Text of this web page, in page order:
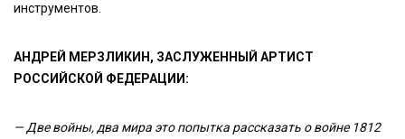
инструментов.
АНДРЕЙ МЕРЗЛИКИН, ЗАСЛУЖЕННЫЙ АРТИСТ
РОССИЙСКОЙ ФЕДЕРАЦИИ:
— Две войны, два мира это попытка рассказать о войне 1812